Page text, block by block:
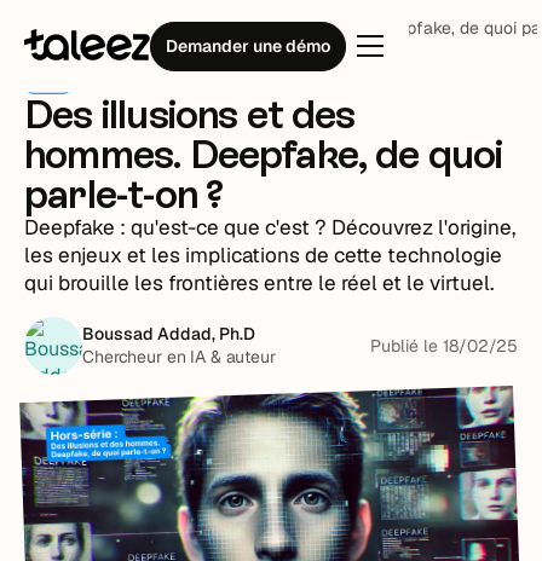
Demander une démo
Blog Des illusions et des hommes. Deepfake, de quoi
Des illusions et des
hommes. Deepfake, de quoi
parle-t-on ?
Deepfake : qu'est-ce que c'est ? Découvrez l'origine,
les enjeux et les implications de cette technologie
qui brouille les frontières entre le réel et le virtuel.
Boussad Addad, Ph.D
Chercheur en IA & auteur
Publié le 18/02/25